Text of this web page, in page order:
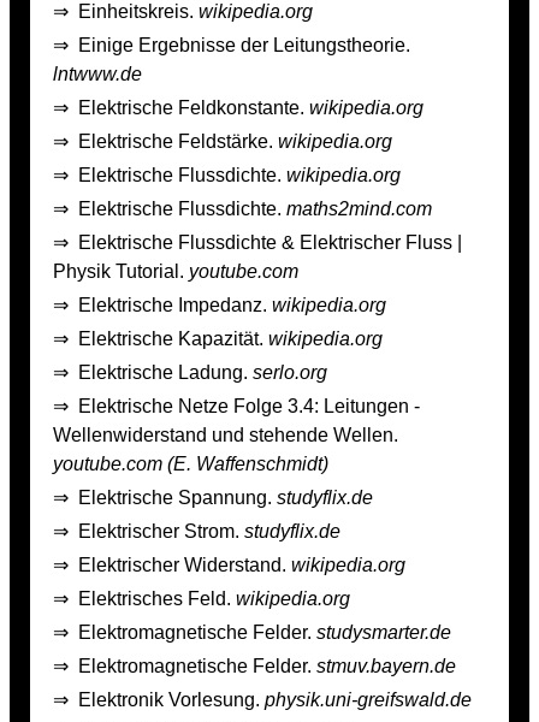
⇒ Einheitskreis. wikipedia.org
⇒ Einige Ergebnisse der Leitungstheorie.
lntwww.de
⇒ Elektrische Feldkonstante. wikipedia.org
⇒ Elektrische Feldstärke. wikipedia.org
⇒ Elektrische Flussdichte. wikipedia.org
⇒ Elektrische Flussdichte. maths2mind.com
⇒ Elektrische Flussdichte & Elektrischer Fluss |
Physik Tutorial. youtube.com
⇒ Elektrische Impedanz. wikipedia.org
⇒ Elektrische Kapazität. wikipedia.org
⇒ Elektrische Ladung. serlo.org
⇒ Elektrische Netze Folge 3.4: Leitungen -
Wellenwiderstand und stehende Wellen.
youtube.com (E. Waffenschmidt)
⇒ Elektrische Spannung. studyflix.de
⇒ Elektrischer Strom. studyflix.de
⇒ Elektrischer Widerstand. wikipedia.org
⇒ Elektrisches Feld. wikipedia.org
⇒ Elektromagnetische Felder. studysmarter.de
⇒ Elektromagnetische Felder. stmuv.bayern.de
⇒ Elektronik Vorlesung. physik.uni-greifswald.de